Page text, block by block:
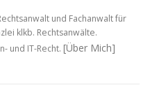
und Fachanwalt für
klkb. Rechtsanwälte.
und IT-Recht. [Über Mich]